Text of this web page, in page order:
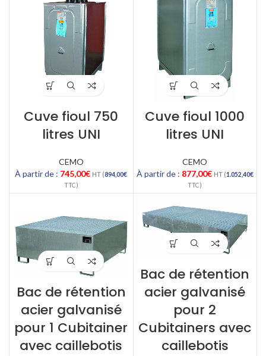
Cuve fioul 750
litres UNI
CEMO
À partir de : 745,00€ HT (894,00€
TTC)
Cuve fioul 1000
litres UNI
CEMO
À partir de : 877,00€ HT (1.052,40€
TTC)
Bac de rétention
acier galvanisé
pour 1 Cubitainer
avec caillebotis
Bac de rétention
acier galvanisé
pour 2
Cubitainers avec
caillebotis